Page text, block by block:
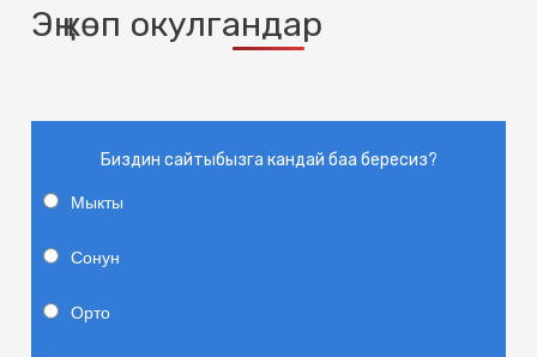
Эң көп окулгандар
Биздин сайтыбызга кандай баа бересиз?
Мыкты
Сонун
Орто